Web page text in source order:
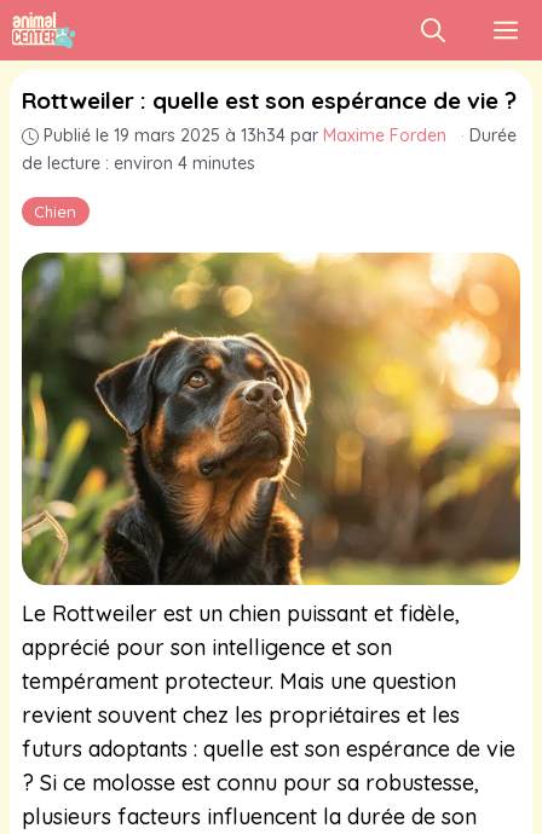
Aller
au
contenu
Chien
Rottweiler : quelle est son espérance de vie ?
Publié le 19 mars 2025 à 13h34 par Maxime Forden · Durée
de lecture : environ 4 minutes
Le Rottweiler est un chien puissant et fidèle,
apprécié pour son intelligence et son
tempérament protecteur. Mais une question
revient souvent chez les propriétaires et les
futurs adoptants : quelle est son espérance de vie
? Si ce molosse est connu pour sa robustesse,
plusieurs facteurs influencent la durée de son